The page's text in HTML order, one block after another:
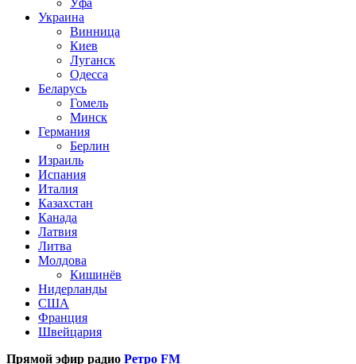
Уфа
Украина
Винница
Киев
Луганск
Одесса
Беларусь
Гомель
Минск
Германия
Берлин
Израиль
Испания
Италия
Казахстан
Канада
Латвия
Литва
Молдова
Кишинёв
Нидерланды
США
Франция
Швейцария
Прямой эфир радио Ретро FM